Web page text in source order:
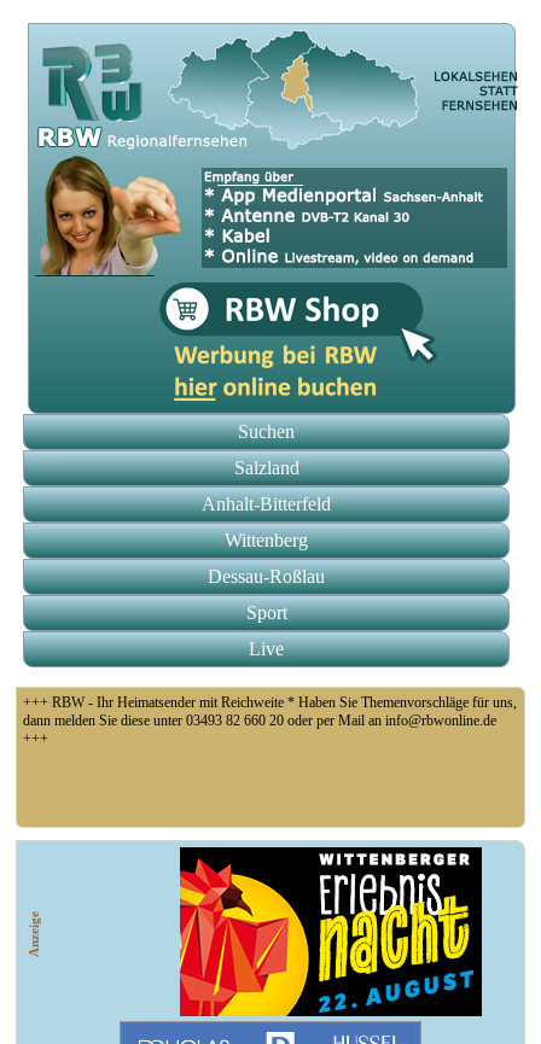
Suchen
Salzland
Anhalt-Bitterfeld
Wittenberg
Dessau-Roßlau
Sport
Live
+++ RBW - Ihr Heimatsender mit Reichweite * Haben Sie Themenvorschläge für uns,
dann melden Sie diese unter 03493 82 660 20 oder per Mail an info@rbwonline.de
+++
+++ Fußball Oberliga Süd 1. Spieltag: SG Union Sandersdorf - VfB 1921 Krieschow,
Anzeige